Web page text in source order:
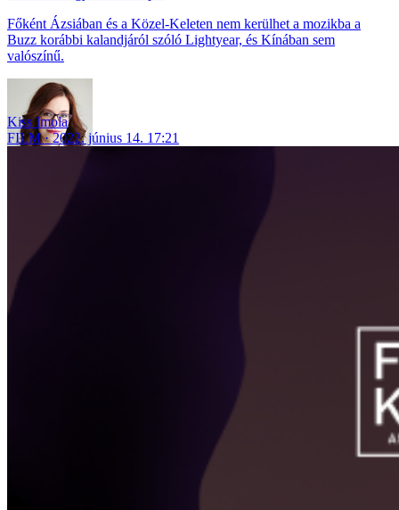
Főként Ázsiában és a Közel-Keleten nem kerülhet a mozikba a
Buzz korábbi kalandjáról szóló Lightyear, és Kínában sem
valószínű.
Kiss Imola
FILM
2022. június 14. 17:21